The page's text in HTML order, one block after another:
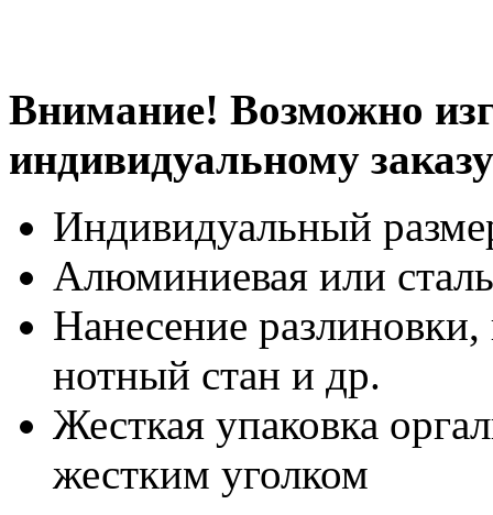
Внимание! Возможно
индивидуальному заказу
Индивидуальный
Алюминиевая или
Нанесение
нотный стан и др.
Жесткая упаковка
жестким уголком